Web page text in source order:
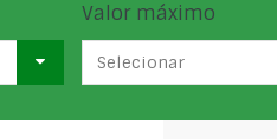
Valor máximo
Selecionar